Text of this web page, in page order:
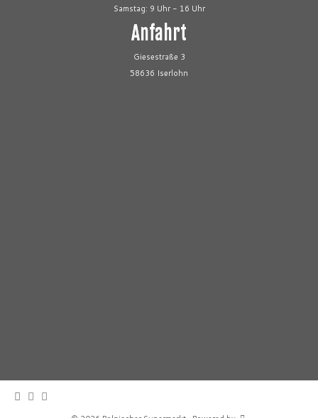
Samstag: 9 Uhr - 16 Uhr
Anfahrt
Giesestraße 3
58636 Iserlohn